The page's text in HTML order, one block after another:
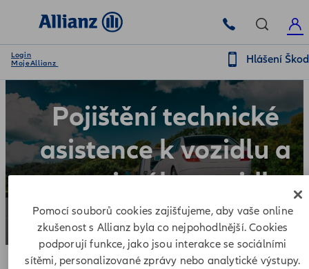
Login
MojeAllianz
Hlášení
Pojištění technické
asistence k vozidlu a
pronajatého vozidla
Pomocí souborů cookies zajišťujeme, aby vaše online
zkušenost s Allianz byla co nejpohodlnější. Cookies
podporují funkce, jako jsou interakce se sociálními
sítěmi, personalizované zprávy nebo analytické výstupy.